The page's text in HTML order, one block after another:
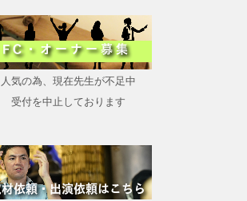
人気の為、現在先生が不足中
受付を中止しております